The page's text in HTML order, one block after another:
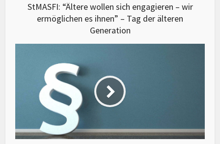
StMASFI: “Ältere wollen sich engagieren – wir
ermöglichen es ihnen” – Tag der älteren
Generation